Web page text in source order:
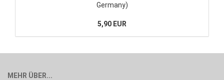
Germany)
5,90 EUR
MEHR ÜBER...